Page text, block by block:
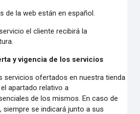
de la web están en español.
el cliente recibirá la
y vigencia de los servicios
servicios ofertados en nuestra tienda
apartado relativo a
de los mismos.En caso de
siempre se indicará junto a sus